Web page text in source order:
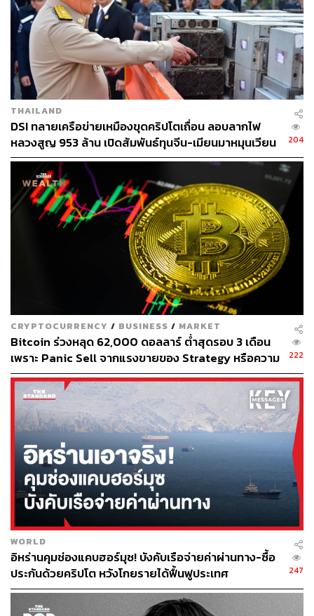
บาท แต่นักลงทุนเห็นว่าราคาอยู่ในช่วงขาลงและอยาก
ตัดขาดทุน หรือ Cut Loss ทำให้ขายขาดทุนไป 1,000 บาท
(ราคาขาย 9,000 บาท หักต้นทุน 10,000 บาท) หากทั้งสอง
รายการขายอยู่ในปีปฏิทินเดียวกัน ทำให้เราสามารถมาหัก
กลบกันได้ ทำให้เรามีกำไรเท่ากับ 3,000 บาท เป็นต้น ซึ่งผู้ที่
ขายเหรียญคริปโตจะต้องนำเงินได้ในส่วนนี้มากรอกในแบบ
ฟอร์มภาษีเงินได้ของตัวเองด้วย
ผลตอบแทนอีกอย่างเกี่ยวเนื่องกันคือนักลงทุนถือเหรียญคริป
โตไว้ไม่นำไปขายแต่นำเหรียญคริปโตไปฝากไว้ ทั้งฝากแบบ
ยืดหยุ่น คือถอนได้ทันทีเมื่อต้องการ หรือแบบไม่ยืดหยุ่น ที่
เรียกกันว่า Staking คือต้องล็อกเวลาที่เราจะถอนเหรียญคริป
โตได้ เช่น 45 วัน เพื่อได้ผลตอบแทนกลับมาเป็นเหรียญนั้นๆ
เช่น ซื้อเหรียญคริปโต Bitcoin และฝากไว้ที่ Exchange ได้รับ
ผลตอบแทนร้อยละ 4 ต่อปี และเวลาที่ได้รับจะได้รับเป็นรูป
แบบเหรียญคริปโตเช่นเดียวกัน เหมือนกับฝากอะไรก็ได้ผล
ตอบแทนเป็นร้อยละของสิ่งนั้น สมมติตัวเลขเพื่อเข้าใจว่า
ปีปฏิทินที่ผ่านมา นักลงทุนได้รับเหรียญคริปโต ซึ่งตีค่าเป็น
เงินบาทได้ประมาณ 400 บาท เราก็ต้องเอากำไรในส่วนนี้ไป
บวกกับเงินได้อื่นๆ ของเรา เพื่อกรอกในแบบฟอร์มเงินได้เพื่อ
เสียภาษีเช่นเดียวกัน
2. ผลตอบแทนจากการได้รับรางวัลหรือจากการรับ
ทำงานให้เป็นเหรียญคริปโตเคอร์เรนซี
กรณีนี้เกิดจากการได้รับคริปโตเคอร์เรนซีเป็นรางวัลหรือมีผู้
ให้เหรียญคริปโตจากโปรแกรมส่งเสริมการขาย เช่น นัก
ลงทุนไปซื้อสินค้าและบริการ และเป็นลูกค้าชั้นดี ได้รับรางวัล
เป็นเหรียญคริปโต หรือแพลตฟอร์ม Exchange ออก
โปรโมชัน ชวนเพื่อนมาเปิดบัญชีแล้วจะแจกเหรียญ ต้อง
ถือว่ามูลค่าเหรียญคริปโต เท่ากับมูลค่า ณ วันที่ได้รับและตี
ราคาเป็นเงินบาท โดยนักลงทุนต้องนำมาเสียภาษีเงินได้
บุคคลธรรมดา เช่น ได้รับเหรียญมูลค่า 1,000 บาท มาเป็น
รางวัล อย่างนี้ถือเป็นเงินได้ประเภทที่ 8 ให้นำมาเสียภาษีเงิน
THAILAND
DSI ทลายเครือข่ายเหมืองขุดคริปโตเถื่อน ลอบลากไฟ
หลวงสูญ 953 ล้าน เปิดสัมพันธ์ทุนจีน-เมียนมาหมุนเวียน
หมื่นล้าน
204
CRYPTOCURRENCY / BUSINESS / MARKET
Bitcoin ร่วงหลุด 62,000 ดอลลาร์ ต่ำสุดรอบ 3 เดือน
เพราะ Panic Sell จากแรงขายของ Strategy หรือความ
ต้องการกำลังลดต่ำลง
222
WORLD
อิหร่านคุมช่องแคบฮอร์มุซ! บังคับเรือจ่ายค่าผ่านทาง-ซื้อ
ประกันด้วยคริปโต หวังโกยรายได้ฟื้นฟูประเทศ
247